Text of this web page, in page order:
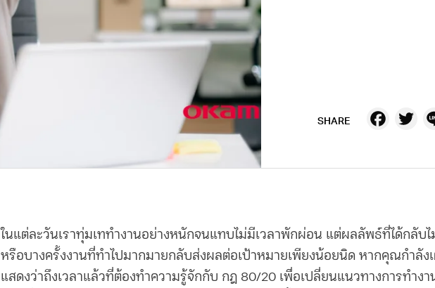
SHARE
ในแต่ละวันเราทุ่มเททำงานอย่างหนักจนแทบไม่มีเวลาพักผ่อน แต่ผลลัพธ์ที่ได้กลับ
หรือบางครั้งงานที่ทำไปมากมายกลับส่งผลต่อเป้าหมายเพียงน้อยนิด หากคุณกำลัง
แสดงว่าถึงเวลาแล้วที่ต้องทำความรู้จักกับ กฎ 80/20 เพื่อเปลี่ยนแนวทางการทำงา